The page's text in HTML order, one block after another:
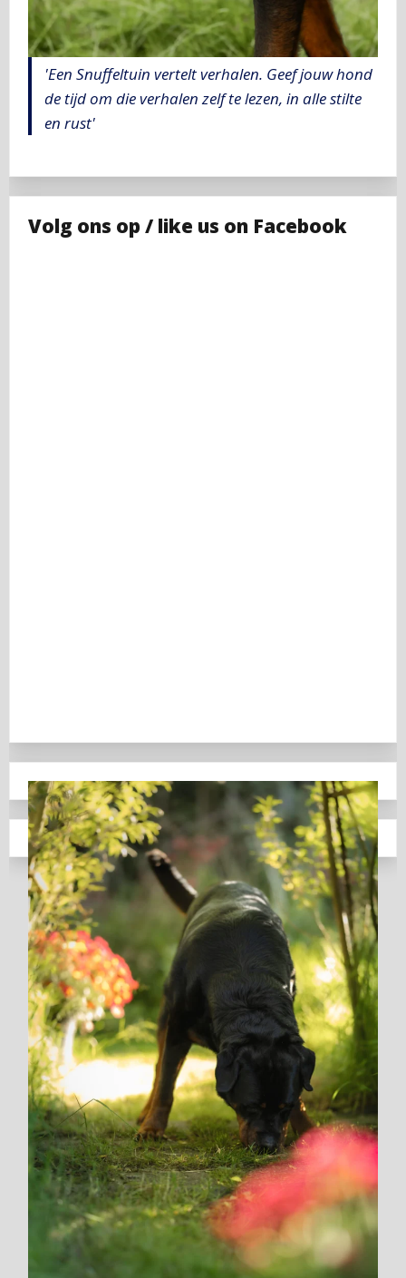
'Een Snuffeltuin vertelt verhalen. Geef jouw hond
de tijd om die verhalen zelf te lezen, in alle stilte
en rust'
Volg ons op / like us on Facebook